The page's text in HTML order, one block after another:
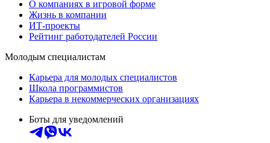
О компаниях в игровой форме
Жизнь в компании
ИТ-проекты
Рейтинг работодателей России
Молодым специалистам
Карьера для молодых специалистов
Школа программистов
Карьера в некоммерческих организациях
Боты для уведомлений